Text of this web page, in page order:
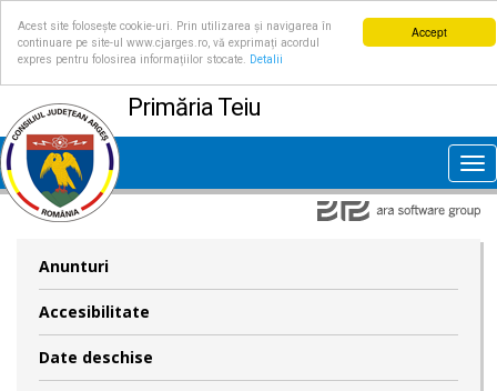
Accept
Acest site folosește cookie-uri. Prin utilizarea și navigarea în
continuare pe site-ul www.cjarges.ro, vă exprimați acordul
expres pentru folosirea informațiilor stocate.
Detalii
Primăria Teiu
Anunturi
Accesibilitate
Date deschise